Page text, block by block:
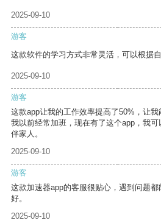
2025-09-10
游客
这款软件的学习方式非常灵活，可以根据
2025-09-10
游客
这款app让我的工作效率提高了50%，让我
我以前经常加班，现在有了这个app，我
伴家人。
2025-09-10
游客
这款加速器app的客服很贴心，遇到问题
好。
2025-09-10